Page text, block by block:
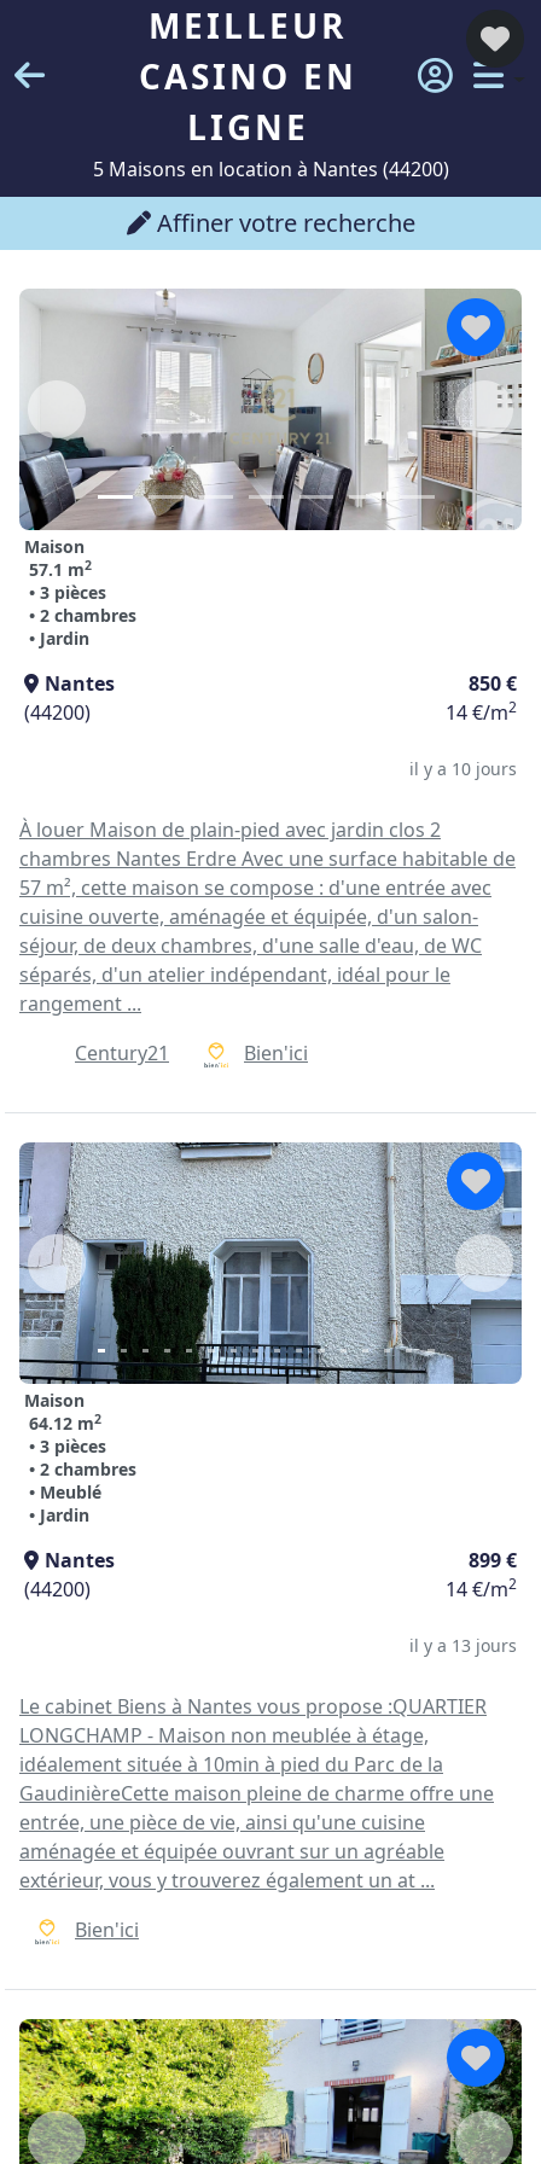
MEILLEUR
CASINO EN
LIGNE
5 Maisons en location à Nantes (44200)
Affiner votre recherche
Maison
57.1 m2
• 3 pièces
• 2 chambres
• Jardin
Nantes
850 €
(44200)
14 €/m2
il y a 10 jours
À louer Maison de plain-pied avec jardin clos 2
chambres Nantes Erdre Avec une surface habitable de
57 m², cette maison se compose : d'une entrée avec
cuisine ouverte, aménagée et équipée, d'un salon-
séjour, de deux chambres, d'une salle d'eau, de WC
séparés, d'un atelier indépendant, idéal pour le
rangement ...
Century21
Bien'ici
Maison
64.12 m2
• 3 pièces
• 2 chambres
• Meublé
• Jardin
Nantes
899 €
(44200)
14 €/m2
il y a 13 jours
Le cabinet Biens à Nantes vous propose :QUARTIER
LONGCHAMP - Maison non meublée à étage,
idéalement située à 10min à pied du Parc de la
GaudinièreCette maison pleine de charme offre une
entrée, une pièce de vie, ainsi qu'une cuisine
aménagée et équipée ouvrant sur un agréable
extérieur, vous y trouverez également un at ...
Bien'ici